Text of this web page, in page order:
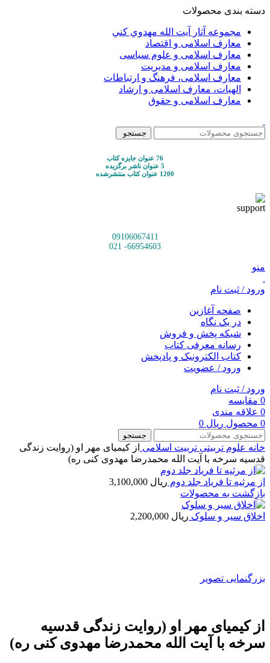
دسته بندی محصولات
مجموعه آثار آيت الله مهدوي كني
معارف اسلامی و اقتصاد
معارف اسلامی و علوم سیاسی
معارف اسلامی و مدیریت
معارف اسلامی، فرهنگ و ارتباطات
الهیات، معارف اسلامی و ارشاد
معارف اسلامی و حقوق
جستجو
76 عنوان جایزه کتاب
5 عنوان ناشر برگزیده
1200 عنوان کتاب منتشرشده
09106067411
66954603- 021
منو
ورود / ثبت نام
صفحه آغازین
در یک نگاه
شبکه پخش و فروش
رسانه معرفی کتاب
کتاب الکترونیک و پادپخش
ورود / عضویت
ورود / ثبت نام
0 مقایسه
0 علاقه مندی
0 محصول ریال
جستجو
خانه علوم تربیتی تربیت اسلامی از کیمیای مهر او (روایت زندگی
قدسیه سرخه با آیت الله محمدرضا مهدوی کنی ره)
از مرثیه تا فریاد جلد دوم ریال
بازگشت به محصولات
اخلاق سیر و سلوک ریال
بزرگنمایی تصویر
از کیمیای مهر او (روایت زندگی قدسیه
سرخه با آیت الله محمدرضا مهدوی کنی ره)